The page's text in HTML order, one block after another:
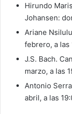
Hirundo
Johansen:
Ariane
febrero, a las
J.S. Bach.
marzo, a las
Antonio
abril, a las